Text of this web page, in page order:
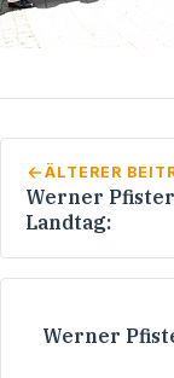
ÄLTERER
Werner
Landtag:
Werner